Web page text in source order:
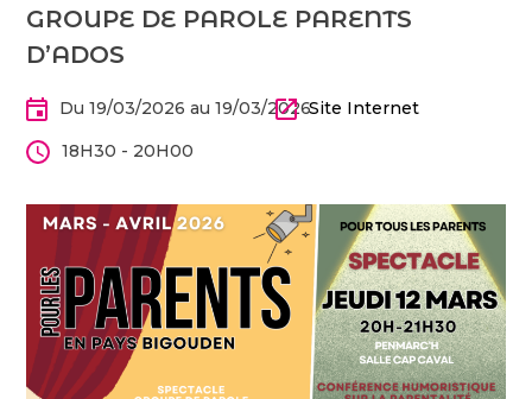
GROUPE DE PAROLE PARENTS
D’ADOS
Du 19/03/2026 au 19/03/2026
18H30 - 20H00
Site Internet